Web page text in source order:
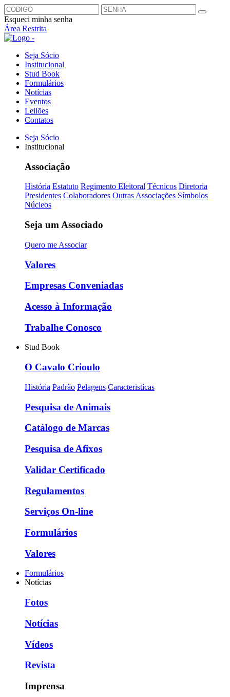
Esqueci minha senha
Área Restrita
Seja Sócio
Institucional
Stud Book
Formulários
Notícias
Eventos
Leilões
Contatos
Seja Sócio
Institucional
Associação
História Estatuto Regimento Eleitoral Técnicos Diretoria
Presidentes Colaboradores Outras Associações Símbolos
Núcleos
Seja um Associado
Quero me Associar
Valores
Empresas Conveniadas
Acesso à Informação
Trabalhe Conosco
Stud Book
O Cavalo Crioulo
História Padrão Pelagens Caracteristícas
Pesquisa de Animais
Catálogo de Marcas
Pesquisa de Afixos
Validar Certificado
Regulamentos
Serviços On-line
Formulários
Valores
Formulários
Notícias
Fotos
Notícias
Vídeos
Revista
Imprensa